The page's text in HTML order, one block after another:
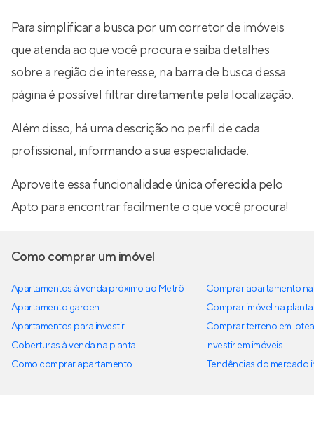
Para simplificar a busca por um corretor de imóveis
que atenda ao que você procura e saiba detalhes
sobre a região de interesse, na barra de busca dessa
página é possível filtrar diretamente pela localização.
Além disso, há uma descrição no perfil de cada
profissional, informando a sua especialidade.
Aproveite essa funcionalidade única oferecida pelo
Apto para encontrar facilmente o que você procura!
Como comprar um imóvel
Apartamentos à venda próximo ao Metrô
Apartamento garden
Apartamentos para investir
Coberturas à venda na planta
Como comprar apartamento
Comprar apartamento
Comprar imóvel na planta
Comprar terreno em
Investir em imóveis
Tendências do mercado